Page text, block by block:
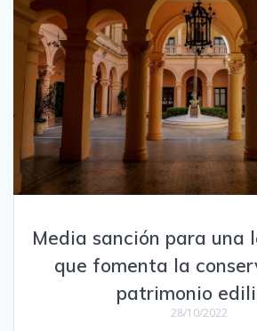
Media sanción para una
que fomenta la
patrimonio
28/10/2022